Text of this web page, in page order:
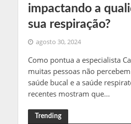
impactando a
sua respiração?
agosto 30, 2024
Como pontua a especialista
muitas pessoas não
saúde bucal e a saúde
recentes mostram que...
Trending